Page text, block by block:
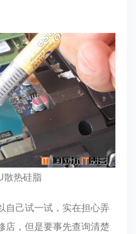
散热硅脂
自己试一试，实在担心弄
店，但是要事先查询清楚